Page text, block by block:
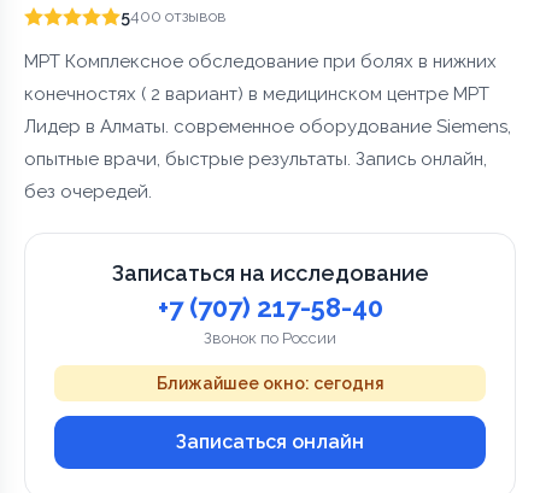
5400 отзывов
МРТ Комплексное обследование при болях в нижних
конечностях ( 2 вариант) в медицинском центре МРТ
Лидер в Алматы. современное оборудование Siemens,
опытные врачи, быстрые результаты. Запись онлайн,
без очередей.
Записаться на исследование
+7 (707) 217-58-40
Звонок по России
Ближайшее окно: сегодня
Записаться онлайн